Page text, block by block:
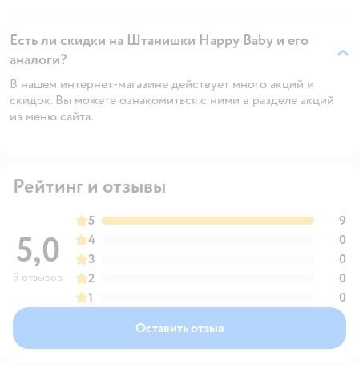
Есть ли скидки на Штанишки Happy Baby и его
аналоги?
В нашем интернет-магазине действует много акций и
скидок. Вы можете ознакомиться с ними в разделе акций
из меню сайта.
Рейтинг и отзывы
5,0
9 отзывов
5
9
4
0
3
0
2
0
1
0
Оставить отзыв